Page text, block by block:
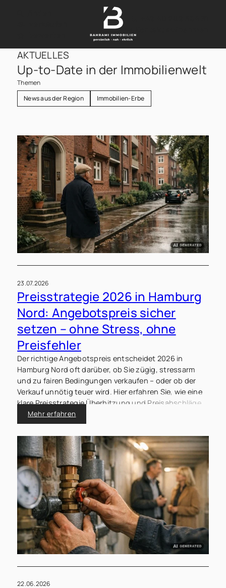
AKTUELLES
Up-to-Date in der Immobilienwelt
Themen
News aus der Region
Immobilien-Erbe
23.07.2026
Preisstrategie 2026 in Hamburg
Nord: Angebotspreis sicher
setzen – ohne Stress, ohne
Preisfehler
Der richtige Angebotspreis entscheidet 2026 in
Hamburg Nord oft darüber, ob Sie zügig, stressarm
und zu fairen Bedingungen verkaufen – oder ob der
Verkauf unnötig teuer wird. Hier erfahren Sie, wie eine
klare Preisstrategie Überhitzung und Preisabschläge
vermeiden kann.
Mehr erfahren
22.06.2026